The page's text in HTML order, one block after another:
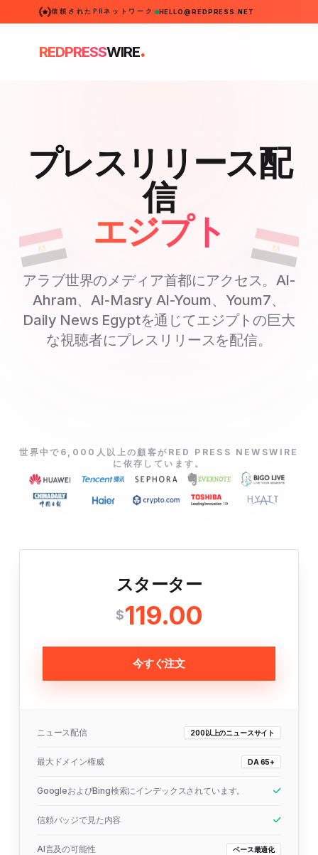
信頼されたPRネットワーク HELLO@REDPRESS.NET
REDPRESSWIRE.
プレスリリース配
信
エジプト
アラブ世界のメディア首都にアクセス。Al-
Ahram、Al-Masry Al-Youm、Youm7、
Daily News Egyptを通じてエジプトの巨大
な視聴者にプレスリリースを配信。
世界中で6,000人以上の顧客がRED PRESS NEWSWIRE
に依存しています。
スターター
$119.00
今すぐ注文
ニュース配信 200以上のニュースサイト
最大ドメイン権威 DA 65+
GoogleおよびBing検索にインデックスされています。
信頼バッジで見た内容
AI言及の可能性 ベース最適化